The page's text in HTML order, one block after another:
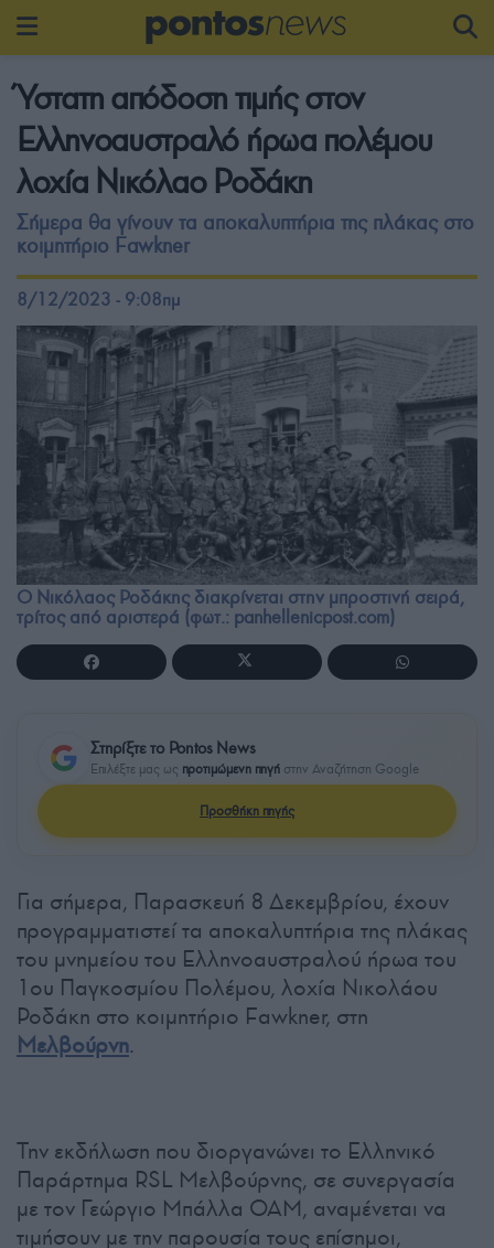
Ύστατη απόδοση τιμής στον
Ελληνοαυστραλό ήρωα πολέμου
λοχία Νικόλαο Ροδάκη
Σήμερα θα γίνουν τα αποκαλυπτήρια της πλάκας στο
κοιμητήριο Fawkner
8/12/2023 - 9:08πμ
Ο Νικόλαος Ροδάκης διακρίνεται στην μπροστινή σειρά,
τρίτος από αριστερά (φωτ.: panhellenicpost.com)
Στηρίξτε το Pontos News
Επιλέξτε μας ως προτιμώμενη πηγή στην Αναζήτηση Google
Προσθήκη πηγής
Για σήμερα, Παρασκευή 8 Δεκεμβρίου, έχουν
προγραμματιστεί τα αποκαλυπτήρια της πλάκας
του μνημείου του Ελληνοαυστραλού ήρωα του
1ου Παγκοσμίου Πολέμου, λοχία Νικολάου
Ροδάκη στο κοιμητήριο Fawkner, στη
Μελβούρνη.
Την εκδήλωση που διοργανώνει το Ελληνικό
Παράρτημα RSL Μελβούρνης, σε συνεργασία
με τον Γεώργιο Μπάλλα ΟΑΜ, αναμένεται να
τιμήσουν με την παρουσία τους επίσημοι,